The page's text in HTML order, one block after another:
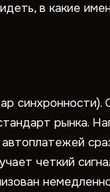
в какие
синхронности).
рынка.
четкий